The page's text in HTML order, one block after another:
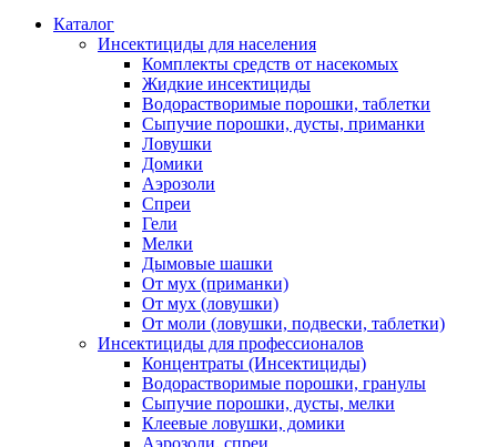
Каталог
Инсектициды для населения
Комплекты средств от насекомых
Жидкие инсектициды
Водорастворимые порошки, таблетки
Сыпучие порошки, дусты, приманки
Ловушки
Домики
Аэрозоли
Спреи
Гели
Мелки
Дымовые шашки
От мух (приманки)
От мух (ловушки)
От моли (ловушки, подвески, таблетки)
Инсектициды для профессионалов
Концентраты (Инсектициды)
Водорастворимые порошки, гранулы
Сыпучие порошки, дусты, мелки
Клеевые ловушки, домики
Аэрозоли, спреи